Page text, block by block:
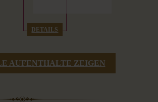
DETAILS
AUFENTHALTE ZEIGEN